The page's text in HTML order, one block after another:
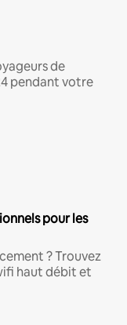
de
pendant votre
pour les
? Trouvez
haut débit et